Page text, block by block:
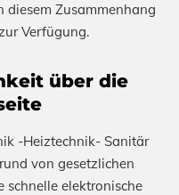
diesem Zusammenhang
Verfügung.
über die
-Heiztechnik- Sanitär
von gesetzlichen
schnelle elektronische